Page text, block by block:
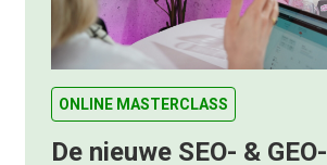
ONLINE MASTERCLASS
De nieuwe SEO- & GEO-